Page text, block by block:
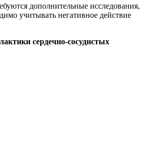
дополнительные исследования,
учитывать негативное действие
сердечно-сосудистых